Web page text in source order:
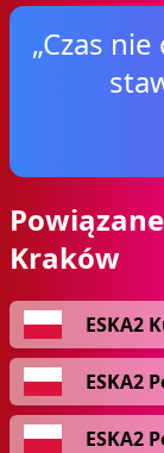
„Czas
Kraków
ESKA2
ESKA2
ESKA2